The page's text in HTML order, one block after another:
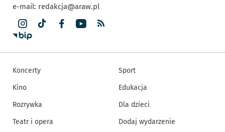
e-mail: redakcja@araw.pl
Koncerty
Kino
Rozrywka
Teatr i opera
Sport
Edukacja
Dla dzieci
Dodaj wydarzenie